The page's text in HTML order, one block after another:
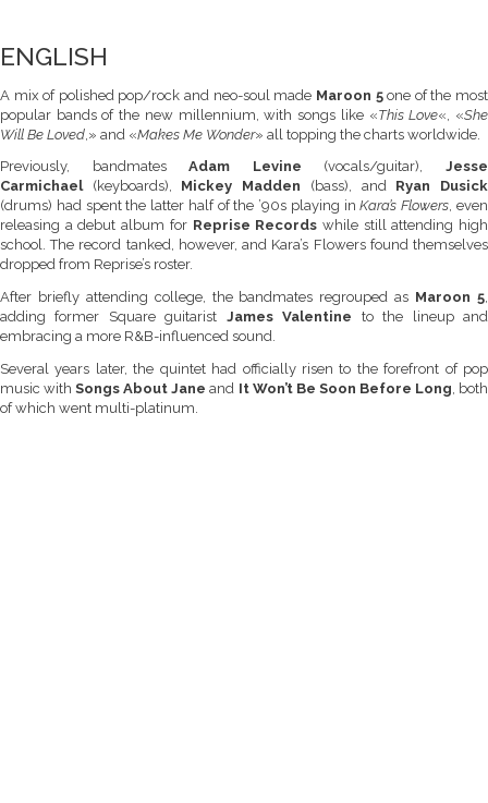
ENGLISH
A mix of polished pop/rock and neo-soul made Maroon 5one of the most
popular bands of the new millennium, with songs like «This Love«, «She
Will Be Loved ,» and «Makes Me Wonder» all topping the charts worldwide.
Previously, bandmatesAdam Levine (vocals/guitar),Jesse
Carmichael (keyboards), Mickey Madden (bass), and Ryan Dusick
(drums) had spent the latter half of the ’90s playing inKara’s Flowers, even
releasing a debut album for Reprise Records while still attending high
school. The record tanked, however, and Kara’s Flowers found themselves
dropped from Reprise’s roster.
After briefly attending college, the bandmates regrouped as Maroon 5
adding former Square guitarist James Valentine to the lineup and
embracing a more R&B-influenced sound.
Several years later, the quintet had officially risen to the forefront of pop
music with Songs About Jane and It Won’t Be Soon Before Long , both
of which went multi-platinum.